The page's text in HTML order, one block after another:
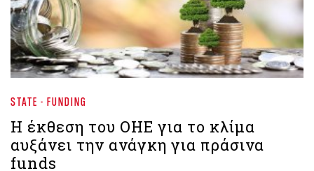
STATE - FUNDING
Η έκθεση του ΟΗΕ για το κλίμα
αυξάνει την ανάγκη για πράσινα
funds